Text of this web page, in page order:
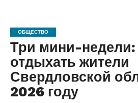
ОБЩЕСТВО
Три мини-недели:
отдыхать жители
Свердловской
2026 году